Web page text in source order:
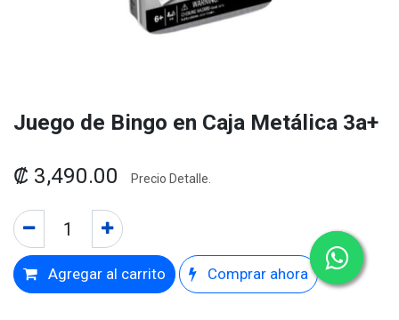
Juego de Bingo en Caja Metálica 3a+
₡ 3,490.00 Precio Detalle.
Agregar al carrito Comprar ahora